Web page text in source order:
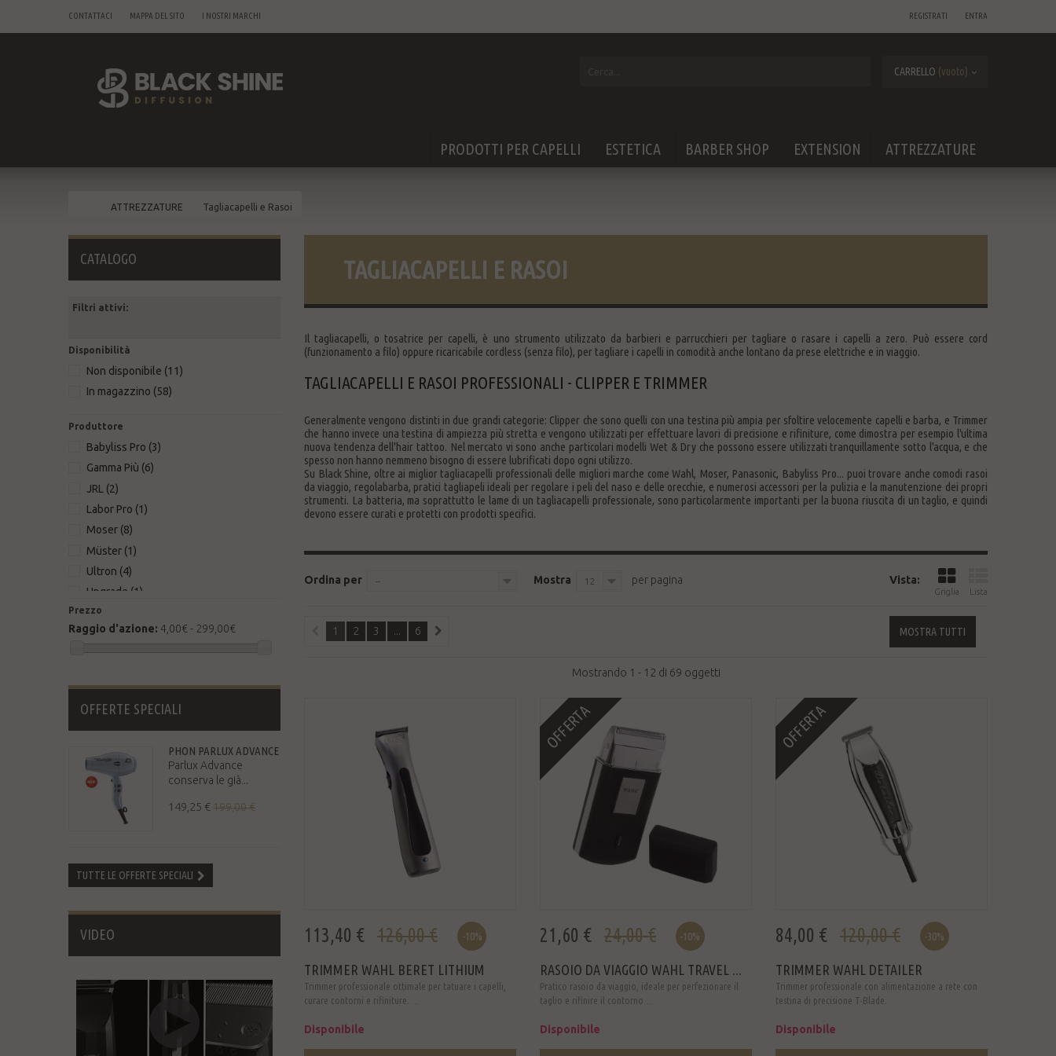
ENTRA
REGISTRATI
CONTATTACI MAPPA DEL SITO I NOSTRI MARCHI
CARRELLO (vuoto)
ATTREZZATURE
EXTENSION
BARBER SHOP
ESTETICA
PRODOTTI PER CAPELLI
ATTREZZATURE Tagliacapelli e Rasoi
CATALOGO
Filtri attivi:
Disponibilità
Non disponibile (11)
In magazzino (58)
Produttore
Babyliss Pro (3)
Gamma Più (6)
JRL (2)
Labor Pro (1)
Moser (8)
Müster (1)
Ultron (4)
Upgrade (1)
Wahl
Prezzo
Raggio d'azione: 4,00€ - 299,00€
OFFERTE SPECIALI
PHON PARLUX ADVANCE
Parlux Advance
conserva le già...
149,25 €199,00 €
TUTTE LE OFFERTE SPECIALI
VIDEO
TAGLIACAPELLI E RASOI
Il tagliacapelli, o tosatrice per capelli, è uno strumento utilizzato da barbieri e parrucchieri per tagliare o rasare i capelli a zero. Può essere cord
(funzionamento a filo) oppure ricaricabile cordless (senza filo), per tagliare i capelli in comodità anche lontano da prese elettriche e in viaggio.
TAGLIACAPELLI E RASOI PROFESSIONALI - CLIPPER E TRIMMER
Generalmente vengono distinti in due grandi categorie: Clipper che sono quelli con una testina più ampia per sfoltire velocemente capelli e barba, e Trimmer
che hanno invece una testina di ampiezza più stretta e vengono utilizzati per effettuare lavori di precisione e rifiniture, come dimostra per esempio l'ultima
nuova tendenza dell'hair tattoo. Nel mercato vi sono anche particolari modelli Wet & Dry che possono essere utilizzati tranquillamente sotto l'acqua, e che
spesso non hanno nemmeno bisogno di essere lubrificati dopo ogni utilizzo.
Su Black Shine, oltre ai miglior tagliacapelli professionali delle migliori marche come Wahl, Moser, Panasonic, Babyliss Pro... puoi trovare anche comodi rasoi
da viaggio, regolabarba, pratici tagliapeli ideali per regolare i peli del naso e delle orecchie, e numerosi accessori per la pulizia e la manutenzione dei propri
strumenti. La batteria, ma soprattutto le lame di un tagliacapelli professionale, sono particolarmente importanti per la buona riuscita di un taglio, e quindi
devono essere curati e protetti con prodotti specifici.
Vista:
Griglia Lista
Ordina per -- Mostra 12 per pagina
MOSTRA TUTTI
1 2 3 ... 6
Mostrando 1 - 12 di 69 oggetti
113,40 € 126,00 € -10%
TRIMMER WAHL BERET LITHIUM
Trimmer professionale ottimale per tatuare i capelli,
curare contorni e rifiniture. ...
Disponibile
OFFERTA
21,60 € 24,00 € -10%
RASOIO DA VIAGGIO WAHL TRAVEL ...
Pratico rasoio da viaggio, ideale per perfezionare il
taglio e rifinire il contorno ...
Disponibile
OFFERTA
84,00 € 120,00 € -30%
TRIMMER WAHL DETAILER
Trimmer professionale con alimentazione a rete con
testina di precisione T-Blade.
Disponibile